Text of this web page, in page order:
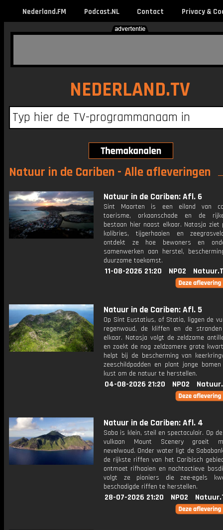
Nederland.FM Podcast.NL Contact Privacy &
NEDERLAND.TV
Natuur in de Cariben - Alle afleveringen
Natuur in de Cariben: Afl. 6
Sint Maarten is een eiland van
toerisme, orkaanschade en de
bestaan hier naast elkaar. Natasja ziet
kolibries, tijgerhaaien en
ontdekt ze hoe bewoners en
samenwerken aan herstel,
duurzame toekomst.
11-08-2026 21:20 NPO2
Natuur in de Cariben: Afl. 5
Op Sint Eustatius, of Statia, liggen de
regenwoud, de kliffen en de
elkaar. Natasja volgt de zeldzame
en zoekt de nog zeldzamere grote
helpt bij de bescherming van
zeeschildpadden en plant jonge
kust om de natuur te herstellen.
04-08-2026 21:20 NPO2
Natuur in de Cariben: Afl. 4
Saba is klein, steil en spectaculair. Op
vulkaan Mount Scenery groeit
nevelwoud. Onder water ligt de
de rijkste riffen van het Caribisch
ontmoet rifhaaien en nachtactieve
volgt ze pioniers die zee-egels
beschadigde riffen te herstellen.
28-07-2026 21:20 NPO2